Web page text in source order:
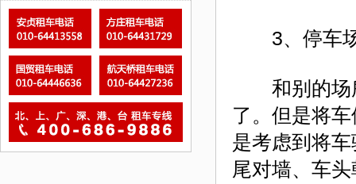
3、停车
和别的场所
了。但是将
是考虑到将
尾对墙、车